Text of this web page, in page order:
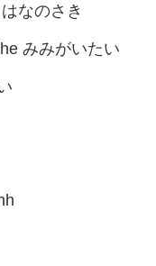
なのさき
みみがいたい